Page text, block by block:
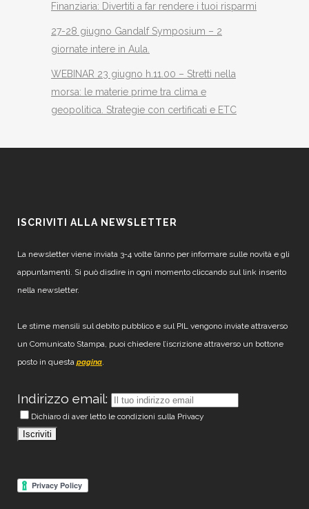
Finanziaria: Divertiti a far rendere i tuoi risparmi
27-28 giugno Gandalf Symposium – 2
giornate intere in Aula.
WEBINAR 23 giugno h.11.00 – Stretti nella
morsa: le materie prime tra clima e
geopolitica. Strategie con certificati e ETC
ISCRIVITI ALLA NEWSLETTER
La newsletter viene inviata 3-4 volte l’anno per informare sulle novità e gli
appuntamenti. Si può disdire in ogni momento cliccando sul link inserito
nella newsletter.
Le stime mensili sul debito pubblico e sul PIL vengono inviate attraverso
un Comunicato Stampa, puoi chiedere l’iscrizione attraverso un bottone
posto in questa pagina.
Indirizzo email:
Dichiaro di aver letto le condizioni sulla Privacy